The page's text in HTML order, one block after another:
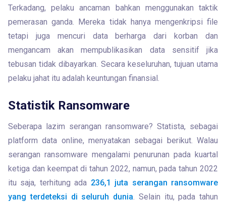
Terkadang, pelaku ancaman bahkan menggunakan taktik
pemerasan ganda. Mereka tidak hanya mengenkripsi file
tetapi juga mencuri data berharga dari korban dan
mengancam akan mempublikasikan data sensitif jika
tebusan tidak dibayarkan. Secara keseluruhan, tujuan utama
pelaku jahat itu adalah keuntungan finansial.
Statistik Ransomware
Seberapa lazim serangan ransomware? Statista, sebagai
platform data online, menyatakan sebagai berikut. Walau
serangan ransomware mengalami penurunan pada kuartal
ketiga dan keempat di tahun 2022, namun, pada tahun 2022
itu saja, terhitung ada 236,1 juta serangan ransomware
yang terdeteksi di seluruh dunia. Selain itu, pada tahun